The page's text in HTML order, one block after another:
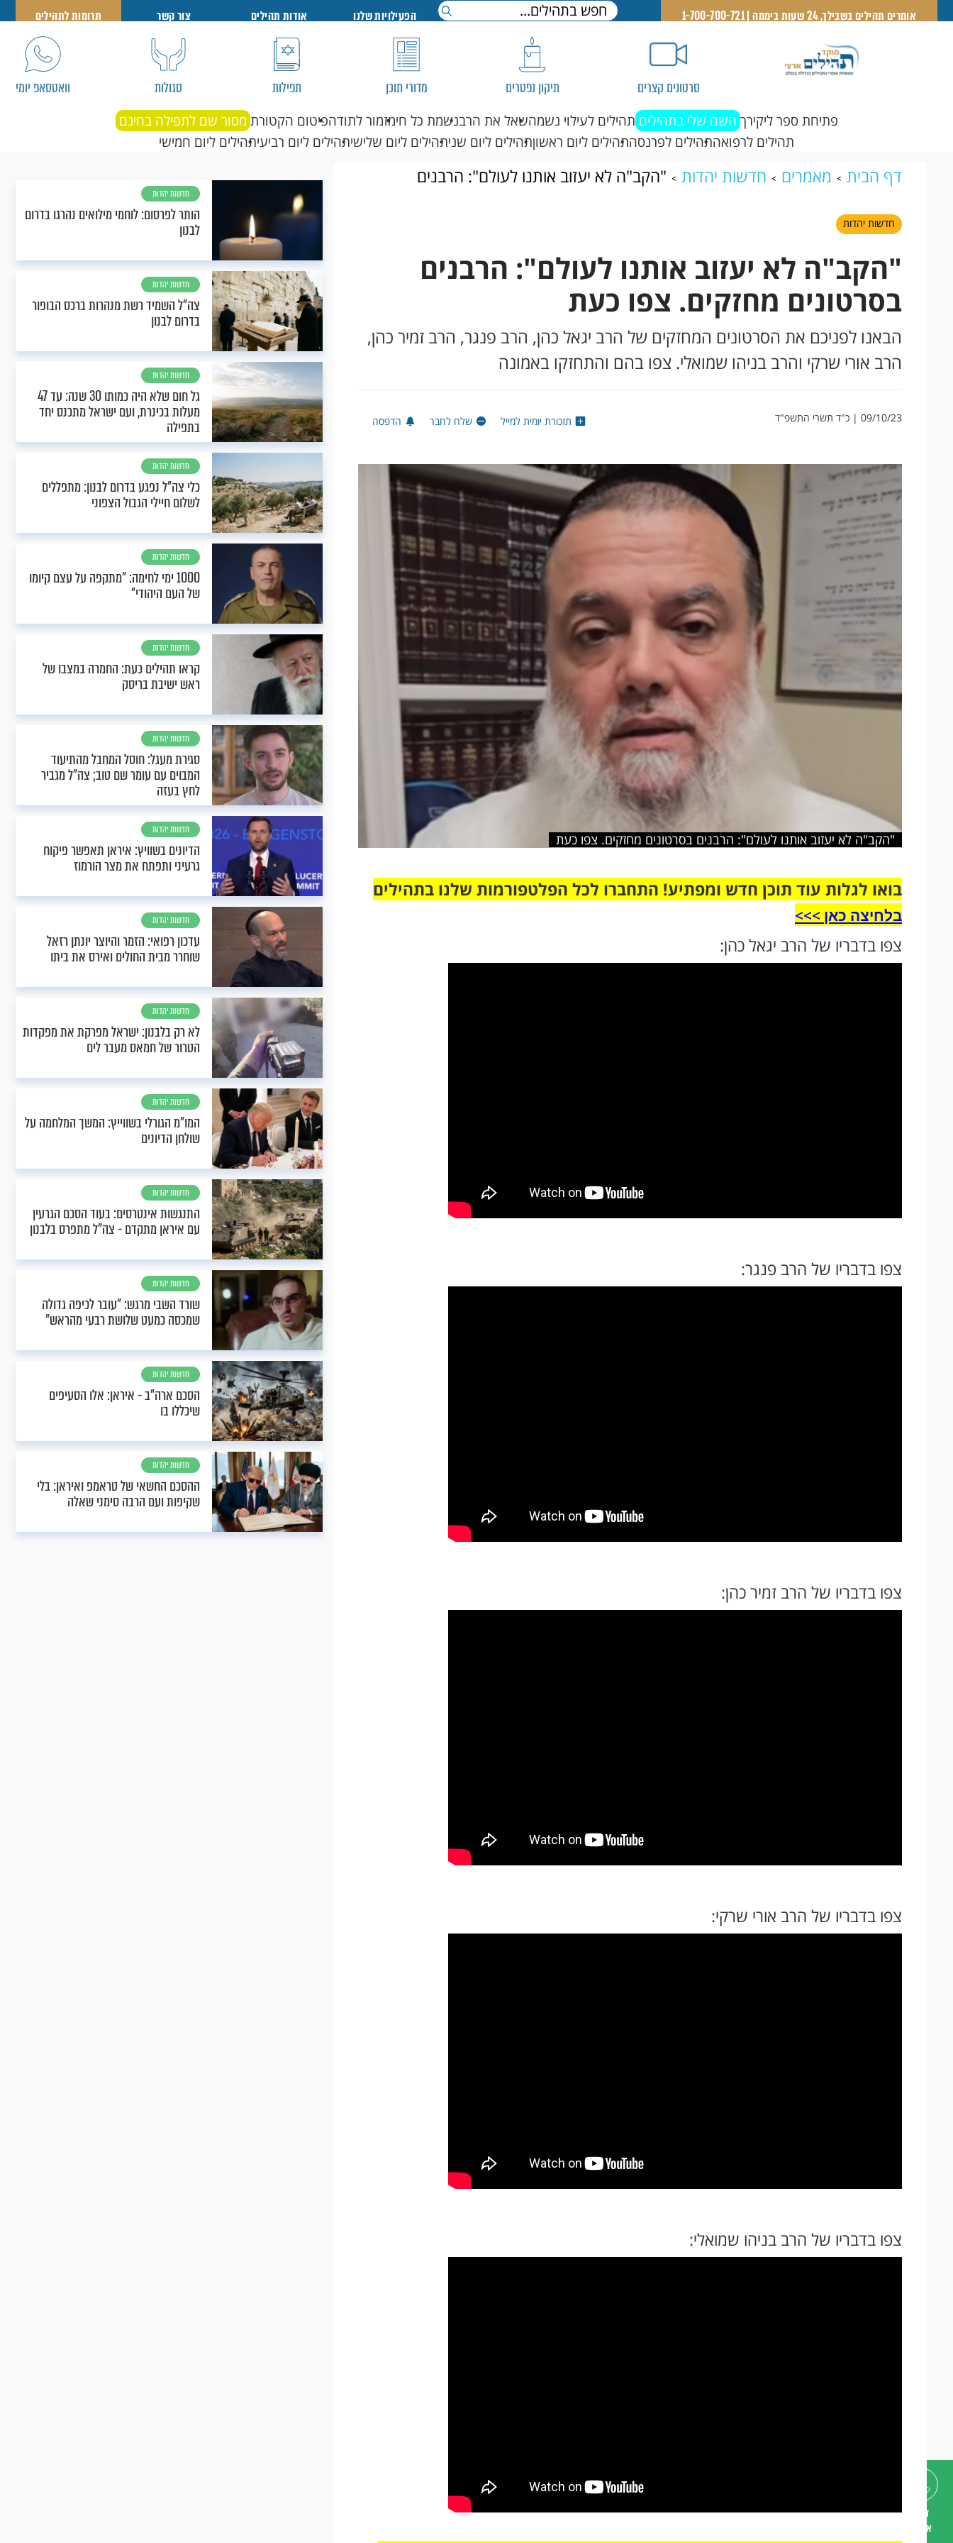
דברו
איתנו
אומרים תהילים בשבילך, 24 שעות ביממה | 1-700-700-721 הפעילויות שלנו אודות תהילים צור קשר תרומות לתהילים
סרטונים קצרים תיקון נפטרים מדורי תוכן תפילות סגולות וואטסאפ יומי
פתיחת ספר ליקירך השם שלי בתהילים תהילים לעילוי נשמהשאל את הרבנשמת כל חימזמור לתודהפיטום הקטורת מסור שם לתפילה בחינם
תהילים לרפואהתהילים לפרנסהתהילים ליום ראשוןתהילים ליום שניתהילים ליום שלישיתהילים ליום רביעיתהילים ליום חמישי
דף הבית מאמרים חדשות יהדות
"הקב"ה לא יעזוב אותנו לעולם": הרבנים
בסרטונים מחזקים. צפו כעת
חדשות יהדות
"הקב"ה לא יעזוב אותנו לעולם": הרבנים
בסרטונים מחזקים. צפו כעת
הבאנו לפניכם את הסרטונים המחזקים של הרב יגאל כהן, הרב פנגר, הרב זמיר כהן,
הרב אורי שרקי והרב בניהו שמואלי. צפו בהם והתחזקו באמונה
09/10/23 | כ"ד תשרי התשפ"ד תזכורת יומית למייל שלח לחבר הדפסה
"הקב"ה לא יעזוב אותנו לעולם": הרבנים בסרטונים מחזקים. צפו כעת
בואו לגלות עוד תוכן חדש ומפתיע! התחברו לכל הפלטפורמות שלנו בתהילים
בלחיצה כאן >>>​
צפו בדבריו של הרב יגאל כהן:
צפו בדבריו של הרב פנגר:
צפו בדבריו של הרב זמיר כהן:
צפו בדבריו של הרב אורי שרקי:
צפו בדבריו של הרב בניהו שמואלי:
חדשות יהדות
הותר לפרסום: לוחמי מילואים נהרגו בדרום
לבנון
חדשות יהדות
צה"ל השמיד רשת מנהרות ברכס הבופור
בדרום לבנון
חדשות יהדות
גל חום שלא היה כמותו 30 שנה: עד 47
מעלות בכינרת, ועם ישראל מתכנס יחד
בתפילה
חדשות יהדות
כלי צה"ל נפגע בדרום לבנון: מתפללים
לשלום חיילי הגבול הצפוני
חדשות יהדות
1000 ימי לחימה: "מתקפה על עצם קיומו
של העם היהודי"
חדשות יהדות
קראו תהילים כעת: החמרה במצבו של
ראש ישיבת בריסק
חדשות יהדות
סגירת מעגל: חוסל המחבל מהתיעוד
המבוים עם עומר שם טוב; צה"ל מגביר
לחץ בעזה
חדשות יהדות
הדיונים בשוויץ: איראן תאפשר פיקוח
גרעיני ותפתח את מצר הורמוז
חדשות יהדות
עדכון רפואי: הזמר והיוצר יונתן רזאל
שוחרר מבית החולים ואירס את ביתו
חדשות יהדות
לא רק בלבנון: ישראל מפרקת את מפקדות
הטרור של חמאס מעבר לים
חדשות יהדות
המו"מ הגורלי בשווייץ: המשך המלחמה על
שולחן הדיונים
חדשות יהדות
התנגשות אינטרסים: בעוד הסכם הגרעין
עם איראן מתקדם - צה"ל מתפרס בלבנון
חדשות יהדות
שורד השבי מרגש: "עובר לכיפה גדולה
שמכסה כמעט שלושת רבעי מהראש"
חדשות יהדות
הסכם ארה"ב - איראן: אלו הסעיפים
שיכללו בו
חדשות יהדות
ההסכם החשאי של טראמפ ואיראן: בלי
שקיפות ועם הרבה סימני שאלה